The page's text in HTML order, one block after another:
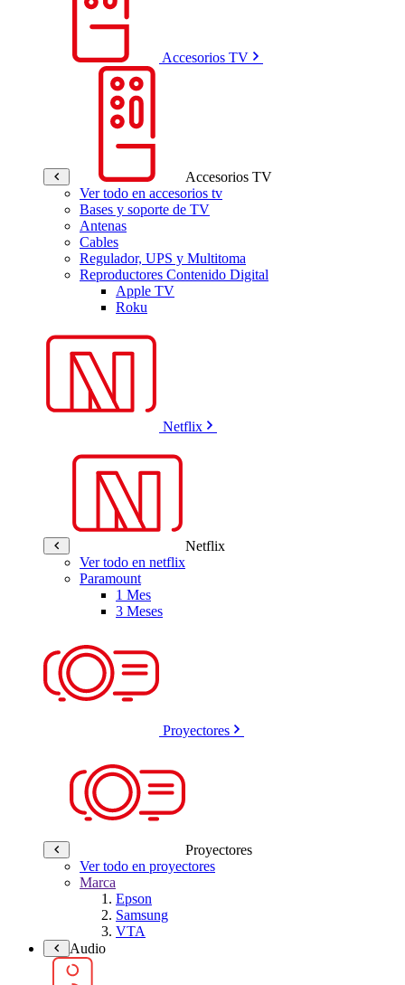
Accesorios TV
Accesorios TV
Ver todo en accesorios tv
Bases y soporte de TV
Antenas
Cables
Regulador, UPS y Multitoma
Reproductores Contenido Digital
Apple TV
Roku
Netflix
Netflix
Ver todo en netflix
Paramount
1 Mes
3 Meses
Proyectores
Proyectores
Ver todo en proyectores
Marca
Epson
Samsung
VTA
Audio